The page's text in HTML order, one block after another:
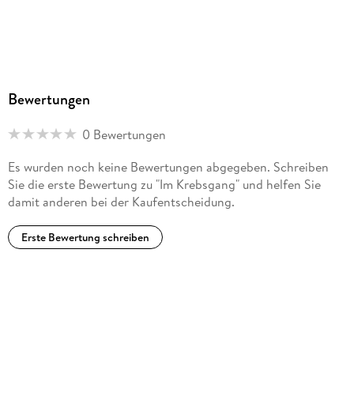
Bewertungen
0 Bewertungen
Es wurden noch keine Bewertungen abgegeben. Schreiben
Sie die erste Bewertung zu "Im Krebsgang" und helfen Sie
damit anderen bei der Kaufentscheidung.
Erste Bewertung schreiben